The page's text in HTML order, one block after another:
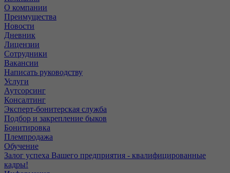
О компании
Преимущества
Новости
Дневник
Лицензии
Сотрудники
Вакансии
Написать руководству
Услуги
Аутсорсинг
Консалтинг
Эксперт-бонитерская служба
Подбор и закрепление быков
Бонитировка
Племпродажа
Обучение
Залог успеха Вашего предприятия - квалифицированные
кадры!